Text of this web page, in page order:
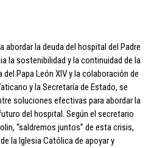
abordar la deuda del hospital del Padre
la sostenibilidad y la continuidad de la
Papa León XIV y la colaboración de
y la Secretaría de Estado, se
soluciones efectivas para abordar la
del hospital. Según el secretario
“saldremos juntos” de esta crisis,
la Iglesia Católica de apoyar y